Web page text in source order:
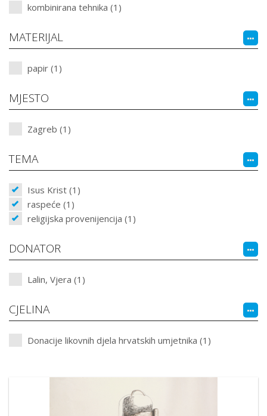
kombinirana tehnika (1)
MATERIJAL
papir (1)
MJESTO
Zagreb (1)
TEMA
Isus Krist (1)
raspeće (1)
religijska provenijencija (1)
DONATOR
Lalin, Vjera (1)
CJELINA
Donacije likovnih djela hrvatskih umjetnika (1)